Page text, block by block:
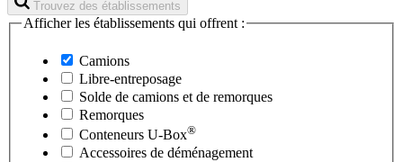
Trouvez des établissements
Afficher les établissements qui offrent :
Camions
Libre-entreposage
Solde de camions et de remorques
Remorques
Conteneurs U-Box®
Accessoires de déménagement